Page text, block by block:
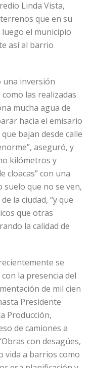
Linda Vista,
que en su
el municipio
así al barrio
una inversión
las realizadas
mucha agua de
hacia el emisario
bajan desde calle
aseguró, y
kilómetros y
cloacas” con una
que no se ven,
la ciudad, “y que
que otras
la calidad de
se
la presencia del
de mil cien
Presidente
Producción,
de camiones a
con desagües,
vida a barrios como